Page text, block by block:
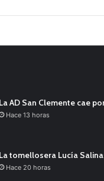
La AD San Clemente cae
Hace 13 horas
La tomellosera Lucía
Hace 20 horas